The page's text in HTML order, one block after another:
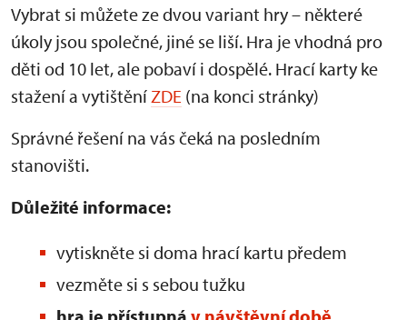
Vybrat si můžete ze dvou variant hry – některé
úkoly jsou společné, jiné se liší. Hra je vhodná pro
děti od 10 let, ale pobaví i dospělé. Hrací karty ke
stažení a vytištění ZDE (na konci stránky)
Správné řešení na vás čeká na posledním
stanovišti.
Důležité informace:
vytiskněte si doma hrací kartu předem
vezměte si s sebou tužku